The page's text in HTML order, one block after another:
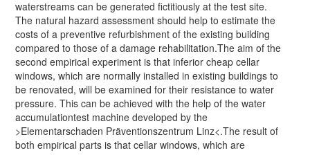
waterstreams can be generated fictitiously at the test site.
The natural hazard assessment should help to estimate the
costs of a preventive refurbishment of the existing building
compared to those of a damage rehabilitation.The aim of the
second empirical experiment is that inferior cheap cellar
windows, which are normally installed in existing buildings to
be renovated, will be examined for their resistance to water
pressure. This can be achieved with the help of the water
accumulationtest machine developed by the
>Elementarschaden Präventionszentrum Linz<.The result of
both empirical parts is that cellar windows, which are